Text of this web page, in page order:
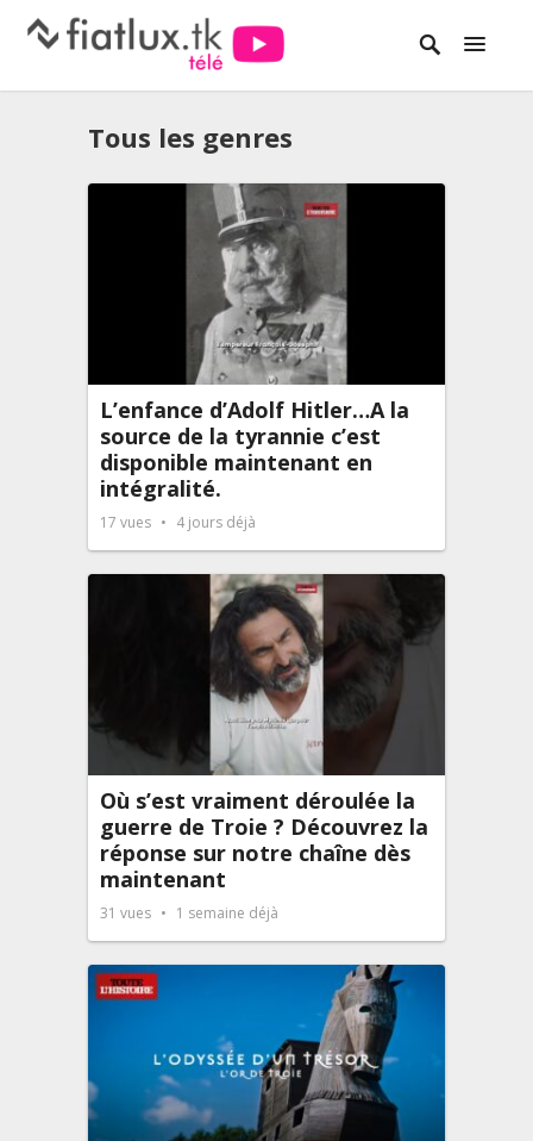
Tous les genres
L’enfance d’Adolf Hitler…A la
source de la tyrannie c’est
disponible maintenant en
intégralité.
17 vues 4 jours déjà
Où s’est vraiment déroulée la
guerre de Troie ? Découvrez la
réponse sur notre chaîne dès
maintenant
31 vues 1 semaine déjà